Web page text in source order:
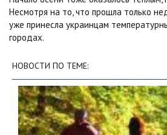
Несмотря на то, что прошла только
уже принесла украинцам
городах.
НОВОСТИ ПО ТЕМЕ: